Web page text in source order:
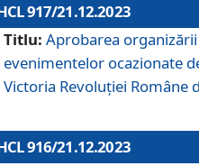
917/21.12.2023
Titlu: Aprobarea
evenimentelor ocazionate
Victoria Revoluţiei Române
916/21.12.2023